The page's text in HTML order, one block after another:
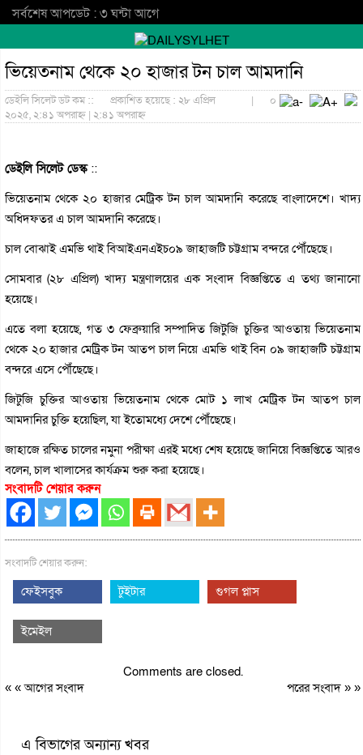
সর্বশেষ আপডেট : ৩ ঘন্টা আগে
ভিয়েতনাম থেকে ২০ হাজার টন চাল আমদানি
ডেইলি সিলেট ডট কম ::
প্রকাশিত হয়েছে : ২৮ এপ্রিল
২০২৫, ২:৪১ অপরাহ্ন | ২:৪১ অপরাহ্ন
| ০
ডেইলি সিলেট ডেস্ক::
ভিয়েতনাম থেকে ২০ হাজার মেট্রিক টন চাল আমদানি করেছে বাংলাদেশে। খাদ্য
অধিদফতর এ চাল আমদানি করেছে।
চাল বোঝাই এমভি থাই বিআইএনএইচ০৯ জাহাজটি চট্টগ্রাম বন্দরে পৌঁছেছে।
সোমবার (২৮ এপ্রিল) খাদ্য মন্ত্রণালয়ের এক সংবাদ বিজ্ঞপ্তিতে এ তথ্য জানানো
হয়েছে।
এতে বলা হয়েছে, গত ৩ ফেব্রুয়ারি সম্পাদিত জিটুজি চুক্তির আওতায় ভিয়েতনাম
থেকে ২০ হাজার মেট্রিক টন আতপ চাল নিয়ে এমভি থাই বিন ০৯ জাহাজটি চট্টগ্রাম
বন্দরে এসে পৌঁছেছে।
জিটুজি চুক্তির আওতায় ভিয়েতনাম থেকে মোট ১ লাখ মেট্রিক টন আতপ চাল
আমদানির চুক্তি হয়েছিল, যা ইতোমধ্যে দেশে পৌঁছেছে।
জাহাজে রক্ষিত চালের নমুনা পরীক্ষা এরই মধ্যে শেষ হয়েছে জানিয়ে বিজ্ঞপ্তিতে আরও
বলেন, চাল খালাসের কার্যক্রম শুরু করা হয়েছে।
সংবাদটি শেয়ার করুন
সংবাদটি শেয়ার করুন:
ফেইসবুক টুইটার গুগল প্লাস
ইমেইল
Comments are closed.
« «আগের সংবাদ পরের সংবাদ» »
এ বিভাগের অন্যান্য খবর